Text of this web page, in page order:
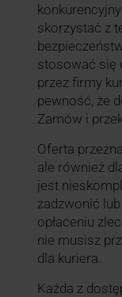
skorzystać z
stosować się
przez firmy
pewność, że
Zamów i
Oferta
ale również
jest
zadzwonić
opłaceniu
nie musisz
dla kuriera.
Każda z